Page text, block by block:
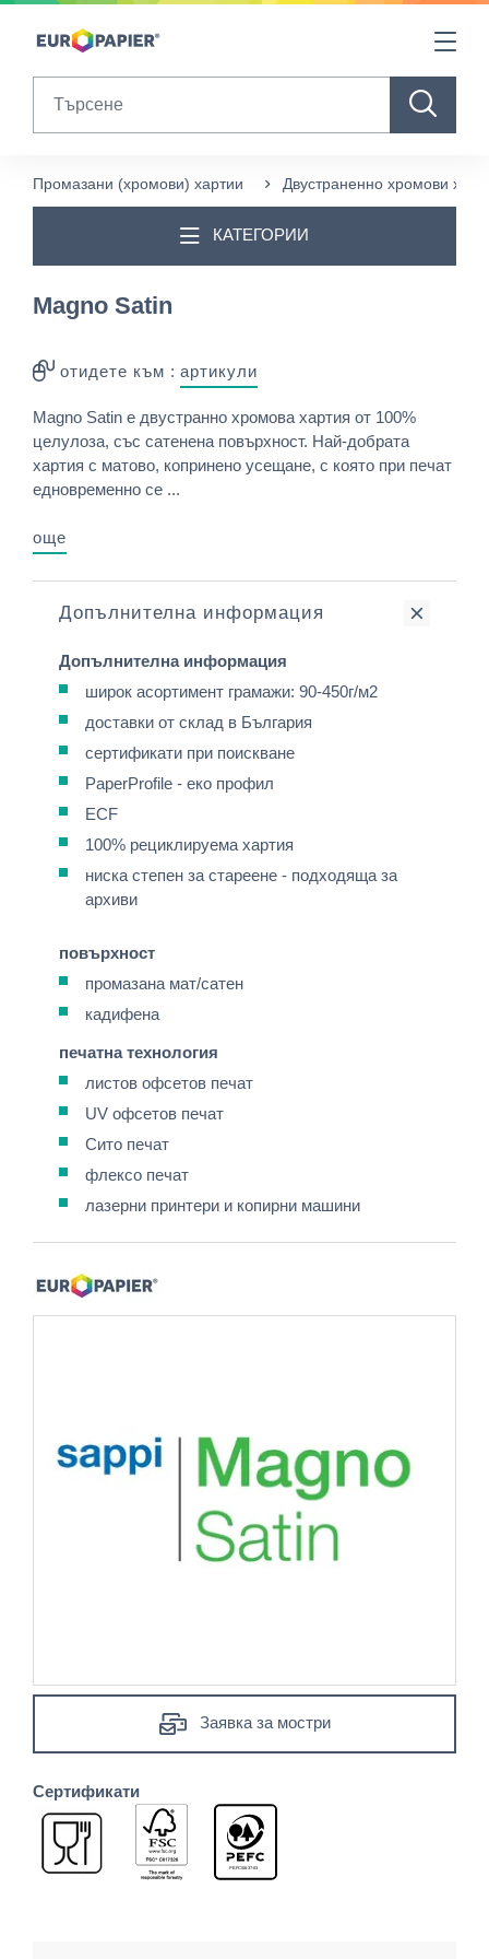
Table Of Content
Други продукти, които може да ви харесат
Промазани (хромови) хартии Двустраненно хромови
КАТЕГОРИИ
Magno Satin
отидете към : артикули
Magno Satin е двустранно хромова хартия от 100%
целулоза, със сатенена повърхност. Най-добрата
хартия с матово, копринено усещане, с която при печат
едновременно се ...
още
Допълнителна информация
Допълнителна информация
широк асортимент грамажи: 90-450г/м2
доставки от склад в България
сертификати при поискване
PaperProfile - еко профил
ECF
100% рециклируема хартия
ниска степен за стареене - подходяща за
архиви
повърхност
промазана мат/сатен
кадифена
печатна технология
листов офсетов печат
UV офсетов печат
Сито печат
флексо печат
лазерни принтери и копирни машини
Заявка за мостри
Сертификати